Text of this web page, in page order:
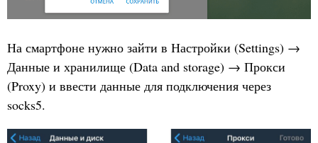
На смартфоне нужно зайти в Настройки (Settings) →
Данные и хранилище (Data and storage) → Прокси
(Proxy) и ввести данные для подключения через
socks5.